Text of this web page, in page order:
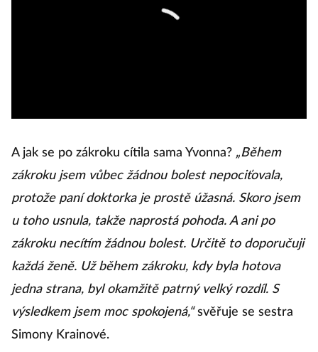
A jak se po zákroku cítila sama Yvonna? „Během
zákroku jsem vůbec žádnou bolest nepociťovala,
protože paní doktorka je prostě úžasná. Skoro jsem
u toho usnula, takže naprostá pohoda. A ani po
zákroku necítím žádnou bolest. Určitě to doporučuji
každá ženě. Už během zákroku, kdy byla hotova
jedna strana, byl okamžitě patrný velký rozdíl. S
výsledkem jsem moc spokojená,“svěřuje se sestra
Simony Krainové.